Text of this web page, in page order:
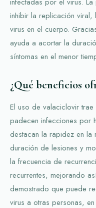
inhibir la replicación
virus en el cuerpo.
ayuda a acortar la
síntomas en el menor
¿Qué beneficios
El uso de valaciclovir
padecen infecciones por
destacan la rapidez en
duración de lesiones y
la frecuencia de
recurrentes, mejorando
demostrado que puede
virus a otras personas,